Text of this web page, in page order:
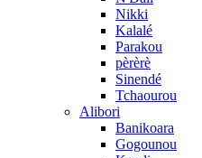
Nikki
Kalalé
Parakou
pèrèrè
Sinendé
Tchaourou
Alibori
Banikoara
Gogounou